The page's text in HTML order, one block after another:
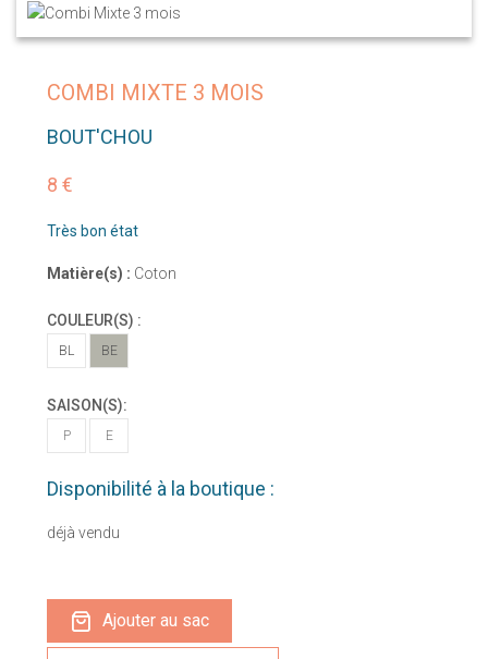
COMBI MIXTE 3 MOIS
BOUT'CHOU
8 €
Très bon état
Matière(s) : Coton
COULEUR(S) :
BL BE
SAISON(S):
P E
Disponibilité à la boutique :
déjà vendu
Ajouter au sac